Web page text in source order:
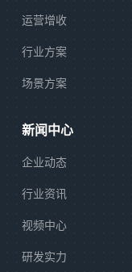
运营增收
行业方案
场景方案
新闻中心
企业动态
行业资讯
视频中心
研发实力